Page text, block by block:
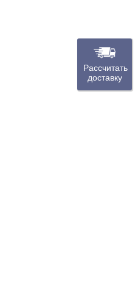
Рассчитать
доставку